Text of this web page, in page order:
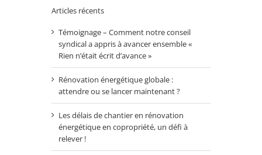
Articles récents
Témoignage – Comment notre conseil
syndical a appris à avancer ensemble «
Rien n’était écrit d’avance »
Rénovation énergétique globale :
attendre ou se lancer maintenant ?
Les délais de chantier en rénovation
énergétique en copropriété, un défi à
relever !